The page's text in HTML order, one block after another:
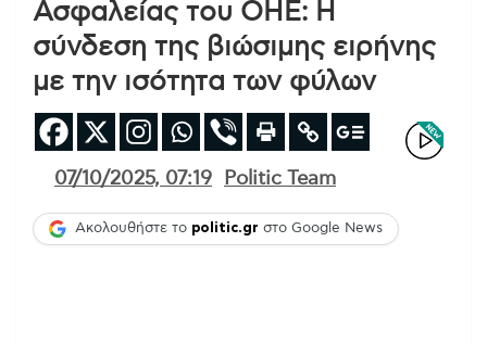
Ασφαλείας του ΟΗΕ: Η
σύνδεση της βιώσιμης ειρήνης
με την ισότητα των φύλων
07/10/2025, 07:19 Politic Team
Ακολουθήστε το politic.gr στο Google News